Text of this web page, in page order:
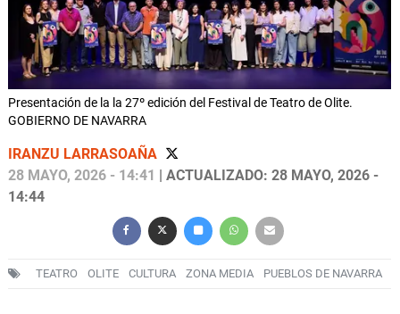
Presentación de la la 27º edición del Festival de Teatro de Olite.
GOBIERNO DE NAVARRA
IRANZU LARRASOAÑA
28 MAYO, 2026 - 14:41
| ACTUALIZADO: 28 MAYO, 2026 -
14:44
TEATRO OLITE CULTURA ZONA MEDIA PUEBLOS DE NAVARRA